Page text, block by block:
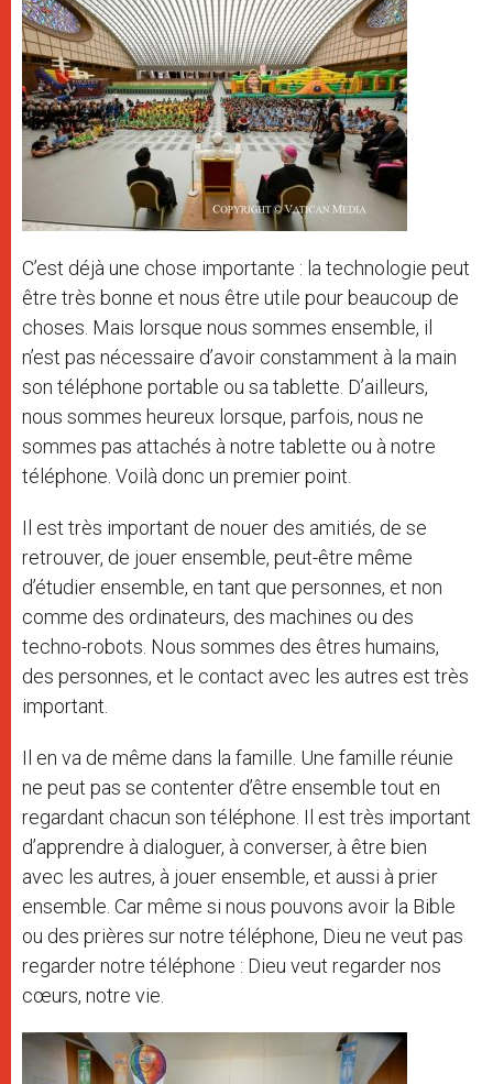
C’est déjà une chose importante : la technologie peut
être très bonne et nous être utile pour beaucoup de
choses. Mais lorsque nous sommes ensemble, il
n’est pas nécessaire d’avoir constamment à la main
son téléphone portable ou sa tablette. D’ailleurs,
nous sommes heureux lorsque, parfois, nous ne
sommes pas attachés à notre tablette ou à notre
téléphone. Voilà donc un premier point.
Il est très important de nouer des amitiés, de se
retrouver, de jouer ensemble, peut-être même
d’étudier ensemble, en tant que personnes, et non
comme des ordinateurs, des machines ou des
techno-robots. Nous sommes des êtres humains,
des personnes, et le contact avec les autres est très
important.
Il en va de même dans la famille. Une famille réunie
ne peut pas se contenter d’être ensemble tout en
regardant chacun son téléphone. Il est très important
d’apprendre à dialoguer, à converser, à être bien
avec les autres, à jouer ensemble, et aussi à prier
ensemble. Car même si nous pouvons avoir la Bible
ou des prières sur notre téléphone, Dieu ne veut pas
regarder notre téléphone : Dieu veut regarder nos
cœurs, notre vie.